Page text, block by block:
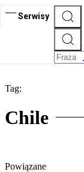
Serwisy
Tag:
Chile
Powiązane